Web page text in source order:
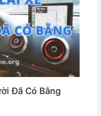
Đã Có Bằng